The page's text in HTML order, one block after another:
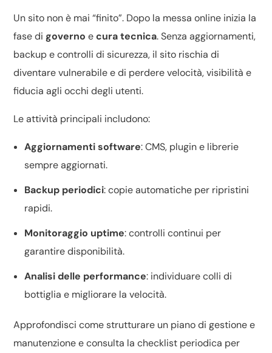
Un sito non è mai “finito”. Dopo la messa online inizia la
fase di governo ecura tecnica. Senza aggiornamenti,
backup e controlli di sicurezza, il sito rischia di
diventare vulnerabile e di perdere velocità, visibilità e
fiducia agli occhi degli utenti.
Le attività principali includono:
Aggiornamenti software: CMS, plugin e librerie
sempre aggiornati.
Backup periodici: copie automatiche per ripristini
rapidi.
Monitoraggio uptime: controlli continui per
garantire disponibilità.
Analisi delle performance: individuare colli di
bottiglia e migliorare la velocità.
Approfondisci come strutturare un piano digestione e
manutenzionee consulta lachecklist periodica per